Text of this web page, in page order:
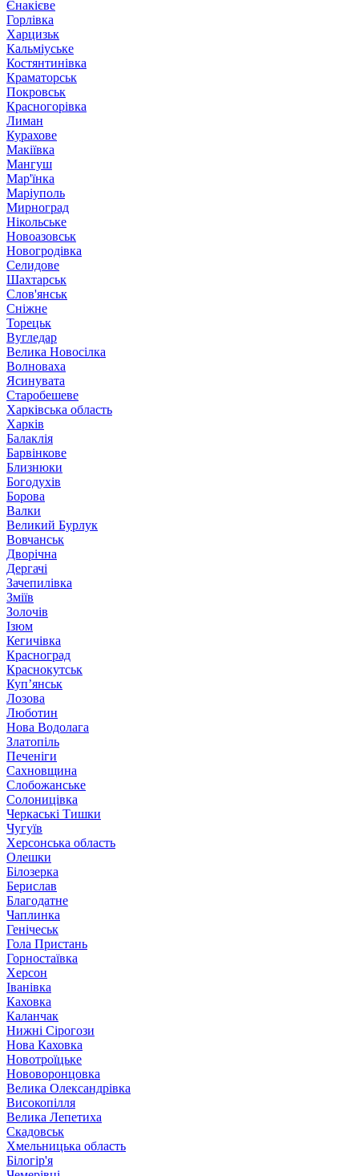
Єнакієве
Горлівка
Харцизьк
Кальміуське
Костянтинівка
Краматорськ
Покровськ
Красногорівка
Лиман
Курахове
Макіївка
Мангуш
Мар'їнка
Маріуполь
Мирноград
Нікольське
Новоазовськ
Новогродівка
Селидове
Шахтарськ
Слов'янськ
Сніжне
Торецьк
Вугледар
Велика Новосілка
Волноваха
Ясинувата
Старобешеве
Харківська область
Харків
Балаклія
Барвінкове
Близнюки
Богодухів
Борова
Валки
Великий Бурлук
Вовчанськ
Дворічна
Дергачі
Зачепилівка
Зміїв
Золочів
Ізюм
Кегичівка
Красноград
Краснокутськ
Куп’янськ
Лозова
Люботин
Нова Водолага
Златопіль
Печеніги
Сахновщина
Слобожанське
Солоницівка
Черкаські Тишки
Чугуїв
Херсонська область
Олешки
Білозерка
Берислав
Благодатне
Чаплинка
Генічеськ
Гола Пристань
Горностаївка
Херсон
Іванівка
Каховка
Каланчак
Нижні Сірогози
Нова Каховка
Новотроїцьке
Нововоронцовка
Велика Олександрівка
Високопілля
Велика Лепетиха
Скадовськ
Хмельницька область
Білогір'я